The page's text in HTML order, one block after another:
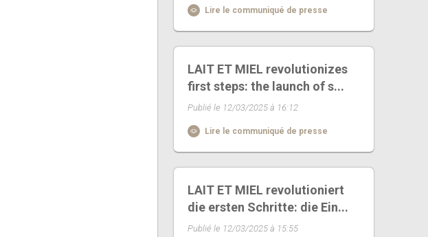
Lire le communiqué de presse
LAIT ET MIEL revolutionizes
first steps: the launch of s...
Publié le 12/03/2025 à 16:12
Lire le communiqué de presse
LAIT ET MIEL revolutioniert
die ersten Schritte: die Ein...
Publié le 12/03/2025 à 15:55